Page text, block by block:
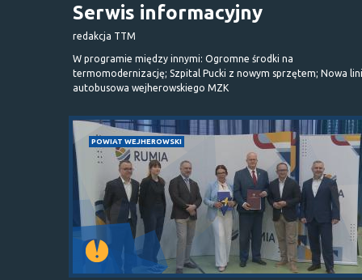
Serwis informacyjny
redakcja TTM
W programie między innymi: Ogromne środki na
termomodernizację; Szpital Pucki z nowym sprzętem; Nowa
autobusowa wejherowskiego MZK
POWIAT WEJHEROWSKI